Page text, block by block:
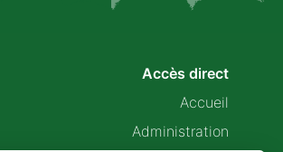
Accès direct
Accueil
Administration